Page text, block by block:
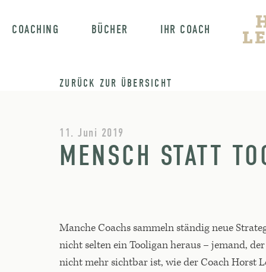
COACHING BÜCHER IHR COACH
ZURÜCK ZUR ÜBERSICHT
11. Juni 2019
MENSCH STATT
Manche Coachs sammeln ständig neue
nicht selten ein Tooligan heraus – jemand,
nicht mehr sichtbar ist, wie der Coach Horst